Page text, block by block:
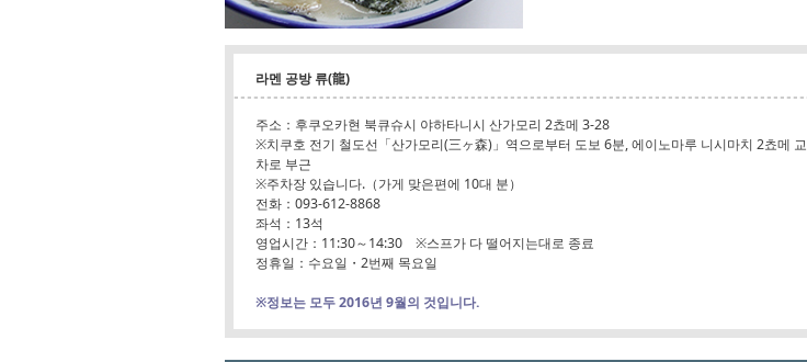
라멘 공방 류(龍)
주소：후쿠오카현 북큐슈시 야하타니시 산가모리 2쵸메 3-28
※치쿠호 전기 철도선「산가모리(三ヶ森)」역으로부터 도보 6분, 에이노마루 니시마치 2쵸메 교
차로 부근
※주차장 있습니다.（가게 맞은편에 10대 분）
전화：093-612-8868
좌석：13석
영업시간：11:30～14:30 ※스프가 다 떨어지는대로 종료
정휴일：수요일・2번째 목요일
※정보는 모두 2016년 9월의 것입니다.